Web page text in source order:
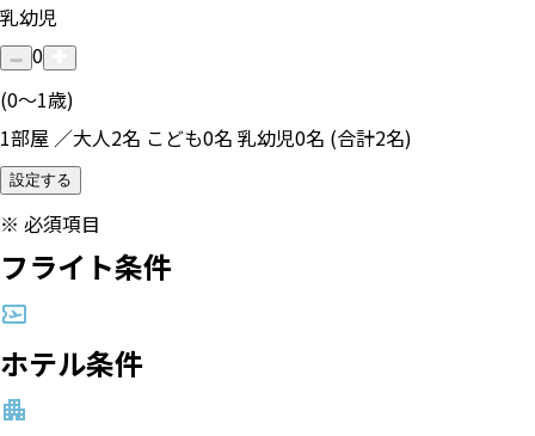
乳幼児
0
(0〜1歳)
1部屋 ／大人2名 こども0名 乳幼児0名 (合計2名)
設定する
※ 必須項目
フライト条件
ホテル条件